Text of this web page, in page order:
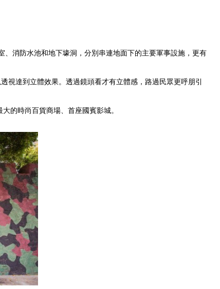
消防水池和地下壕洞，分別串連地面下的主要軍事設施，更有
視達到立體效果。透過鏡頭看才有立體感，路過民眾更呼朋引
的時尚百貨商場、首座國賓影城。